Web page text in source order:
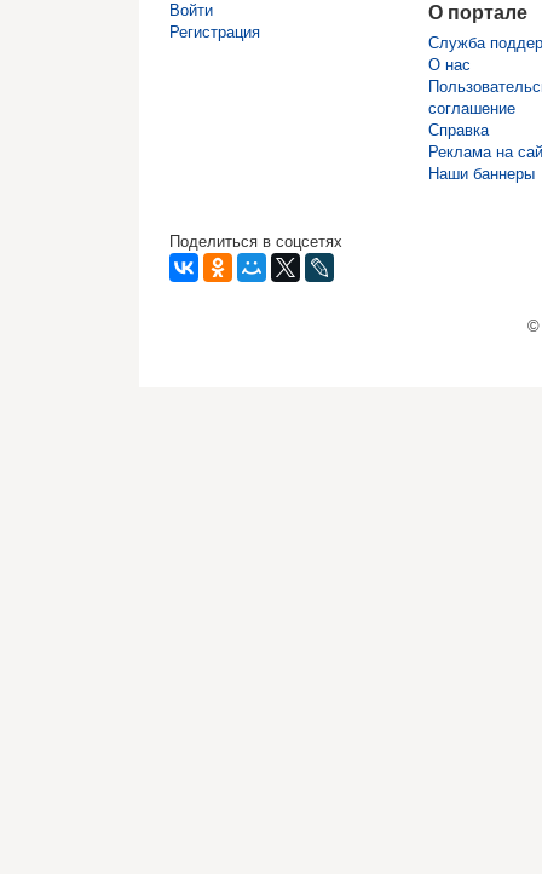
Войти
Регистрация
О портале
Служба
О нас
соглашение
Справка
Реклама на
Наши баннеры
Поделиться в соцсетях
©